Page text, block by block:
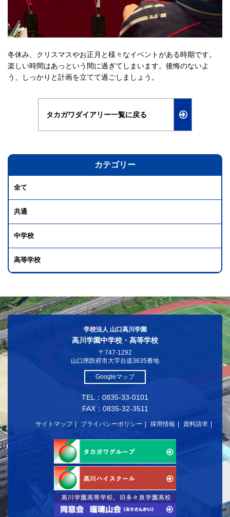
冬休み、クリスマスやお正月と様々なイベントがある時期です。
楽しい時間はあっという間に過ぎてしまいます。後悔のないよ
う、しっかりと計画を立てて過ごしましょう。
タカガワダイアリー一覧に戻る
カテゴリー
全て
共通
中学校
高等学校
学校法人 山口高川学園
高川学園中学校・高等学校
〒747-1292
山口県防府市大字台道3635番地
Googleマップ
TEL：0835-33-0101
FAX：0835-32-3511
サイトマップ プライバシーポリシー 採用情報 資料請求